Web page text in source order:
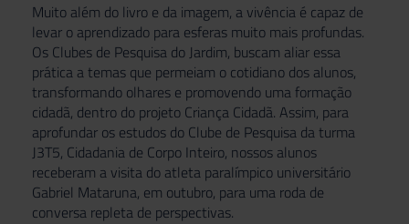
Muito além do livro e da imagem, a vivência é capaz de
levar o aprendizado para esferas muito mais profundas.
Os Clubes de Pesquisa do Jardim, buscam aliar essa
prática a temas que permeiam o cotidiano dos alunos,
transformando olhares e promovendo uma formação
cidadã, dentro do projeto Criança Cidadã. Assim, para
aprofundar os estudos do Clube de Pesquisa da turma
J3T5, Cidadania de Corpo Inteiro, nossos alunos
receberam a visita do atleta paralímpico universitário
Gabriel Mataruna, em outubro, para uma roda de
conversa repleta de perspectivas.